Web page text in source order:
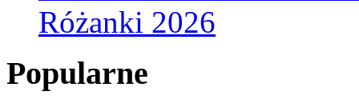
Różanki 2026
Popularne